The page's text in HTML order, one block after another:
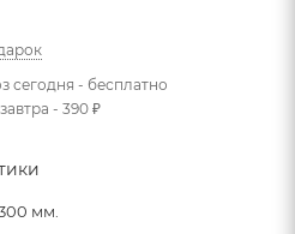
сегодня - бесплатно
- 390 ₽
мм.